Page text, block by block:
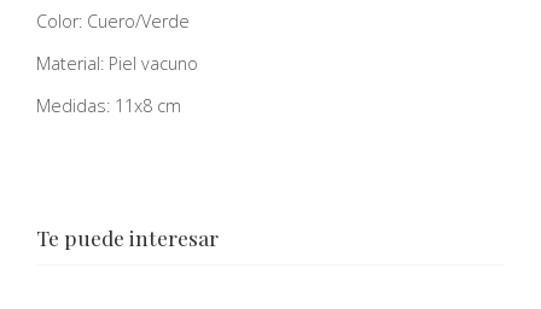
Color: Cuero/Verde
Material: Piel vacuno
Medidas: 11x8 cm
Te puede interesar